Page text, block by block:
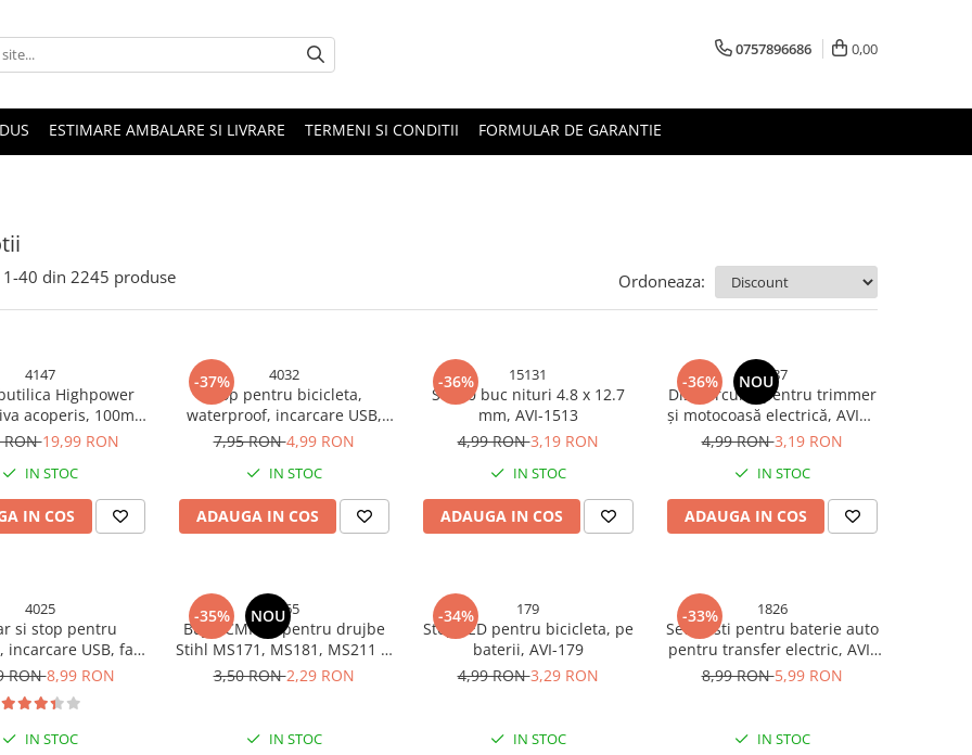
0757896686 0,00
ESTIMARE AMBALARE SI LIVRARE TERMENI SI CONDITII FORMULAR DE GARANTIE
1-40 din 2245 produse Ordoneaza:
4147
Highpower
acoperis, 100mm
hidroizolanta,
RON19,99 RON
IN STOC
IN COS
-37% 4032
Stop pentru bicicleta,
waterproof, incarcare USB,
AVI-4032
7,95 RON4,99 RON
IN STOC
ADAUGA IN COS
-36% 15131
Set 50 buc nituri 4.8 x 12.7
mm, AVI-1513
4,99 RON3,19 RON
IN STOC
ADAUGA IN COS
-36% NOU5387
Disc circular pentru trimmer
și motocoasă electrică, AVI®,
150 mm, 40 dinti cu pastile
4,99 RON3,19 RON
IN STOC
ADAUGA IN COS
4025
si stop pentru
incarcare USB, far
AVI-4025
RON8,99 RON
IN STOC
-35% NOU4565
Bujie CMR5H pentru drujbe
Stihl MS171, MS181, MS211 și
alte echipamente compatibile,
3,50 RON2,29 RON
IN STOC
-34% 179
Stop LED pentru bicicleta, pe
baterii, AVI-179
4,99 RON3,29 RON
IN STOC
-33% 1826
Set clesti pentru baterie auto
pentru transfer electric, AVI-
1826, rosu-negru
8,99 RON5,99 RON
IN STOC